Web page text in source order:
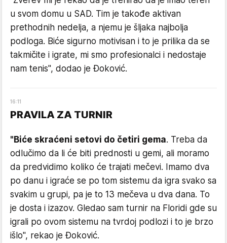
u svom domu u SAD. Tim je takođe aktivan
prethodnih nedelja, a njemu je šljaka najbolja
podloga. Biće sigurno motivisan i to je prilika da se
takmičite i igrate, mi smo profesionalci i nedostaje
nam tenis", dodao je Đoković.
16:11
PRAVILA ZA TURNIR
"Biće skraćeni setovi do četiri gema. Treba da
odlučimo da li će biti prednosti u gemi, ali moramo
da predvidimo koliko će trajati mečevi. Imamo dva
po danu i igraće se po tom sistemu da igra svako sa
svakim u grupi, pa je to 13 mečeva u dva dana. To
je dosta i izazov. Gledao sam turnir na Floridi gde su
igrali po ovom sistemu na tvrdoj podlozi i to je brzo
išlo", rekao je Đoković.